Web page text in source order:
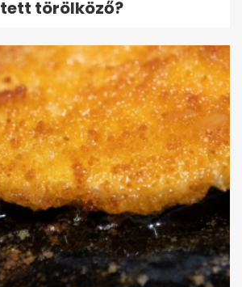
tett törölköző?